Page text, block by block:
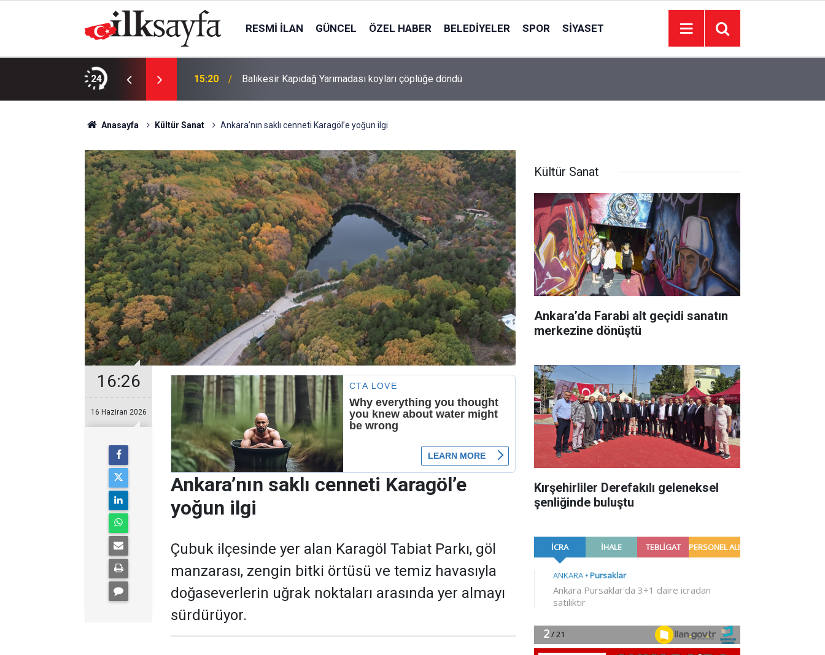
RESMI İLAN GÜNCEL ÖZEL HABER BELEDIYELER SPOR SIYASET
24
takside yakalandı 15:20 Balıkesir Kapıdağ Yarımadası koyları çöplüğe döndü
Anasayfa Kültür Sanat Ankara’nın saklı cenneti Karagöl’e yoğun ilgi
16:26
16 Haziran 2026
Ankara’nın saklı cenneti Karagöl’e
yoğun ilgi
Çubuk ilçesinde yer alan Karagöl Tabiat Parkı, göl
manzarası, zengin bitki örtüsü ve temiz havasıyla
doğaseverlerin uğrak noktaları arasında yer almayı
sürdürüyor.
Kültür Sanat
Ankara’da Farabi alt geçidi sanatın
merkezine dönüştü
Kırşehirliler Derefakılı geleneksel
şenliğinde buluştu